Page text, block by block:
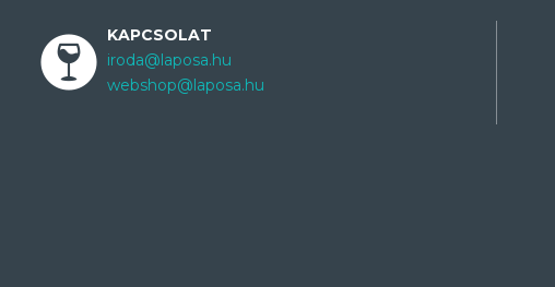
KAPCSOLAT
iroda@laposa.hu
webshop@laposa.hu